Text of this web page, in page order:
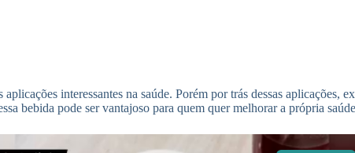
interessantes na saúde. Porém por trás dessas aplicações,
bebida pode ser vantajoso para quem quer melhorar a própria